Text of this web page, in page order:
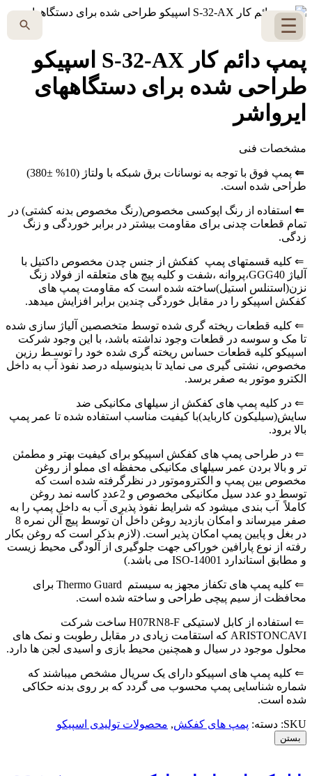
☰
پمپ دائم کار S-32-AX اسپیکو
طراحی شده برای دستگاههای
ایرواشر
مشخصات فنی
⇐
پمپ فوق با توجه به نوسانات برق شبکه با ولتاژ (10% ±380)
طراحی شده است.
⇐ استفاده از رنگ اپوکسی مخصوص(رنگ مخصوص بدنه کشتی) در
تمام قطعات چدنی برای مقاومت بیشتر در برابر خوردگی و زنگ
زدگی.
⇐ کلیه قسمتهای پمپ کفکش از جنس چدن مخصوص داکتیل با
آلیاژ GGG40،پروانه ،شفت و کلیه پیچ های متعلقه از فولاد زنگ
نزن(استنلس استیل)ساخته شده است که مقاومت پمپ های
کفکش اسپیکو را در مقابل خوردگی چندین برابر افزایش میدهد.
⇐ کلیه قطعات ریخته گری شده توسط متخصصین آلیاژ سازی شده
تا مک و سوسه در قطعات وجود نداشته باشد، با این وجود شرکت
اسپیکو کلیه قطعات حساس ریخته گری شده خود را توسـط رزین
مخصوص، نشتی گیری می نماید تا بدینوسیله درصد نفوذ آب به داخل
الکترو موتور به صفر برسد.
⇐ در کلیه پمپ های کفکش از سیلهای مکانیکی ضد
سایش(سیلیکون کارباید)با کیفیت مناسب استفاده شده تا عمر پمپ
بالا برود.
⇐ در طراحی پمپ های کفکش اسپیکو برای کیفیت بهتر و مطمئن
تر و بالا بردن عمر سیلهای مکانیکی محفظه ای مملو از روغن
مخصوص بین پمپ و الکتروموتور در نظرگرفته شده است که
توسط دو عدد سیل مکانیکی مخصوص و 2عدد کاسه نمد روغن
کاملاً آب بندی میشود که شرایط نفوذ پذیری آب به داخل پمپ را به
صفر میرساند و امکان بازدید روغن داخل آن توسط پیچ آلن نمره 8
در بغل و پایین پمپ امکان پذیر است. (لازم بذکر است که روغن بکار
رفته از نوع پارافین خوراکی جهت جلوگیری از آلودگی محیط زیست
و مطابق استاندارد ISO-14001 می باشد.)
⇐ کلیه پمپ های تکفاز مجهز به سیستم Thermo Guard برای
محافظت از سیم پیچی طراحی و ساخته شده است.
⇐ استفاده از کابل لاستیکی H07RN8-F ساخت شرکت
ARISTONCAVI که استقامت زیادی در مقابل رطوبت و نمک های
محلول موجود در سیال و همچنین محیط بازی و اسیدی لجن ها دارد.
⇐ کلیه پمپ های اسپیکو دارای یک سریال مشخص میباشند که
شماره شناسایی پمپ محسوب می گردد که بر روی بدنه حکاکی
شده است.
SKU: دسته: پمپ های کفکش, محصولات تولیدی اسپیکو
بستن